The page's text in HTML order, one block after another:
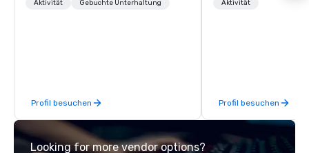
Vegas show tickets.
Aktivität Gebuchte Unterhaltung
Profil besuchen
team building
event, Impact 4 Good
details. Where are we? Nationwide
covered. Got a cause
Aktivität
Profil besuchen
Looking for more vendor options?